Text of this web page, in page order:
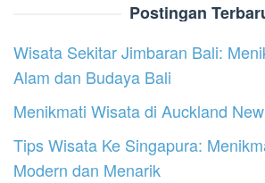
Postingan
Wisata Sekitar Jimbaran Bali:
Alam dan Budaya Bali
Menikmati Wisata di Auckland
Tips Wisata Ke Singapura:
Modern dan Menarik